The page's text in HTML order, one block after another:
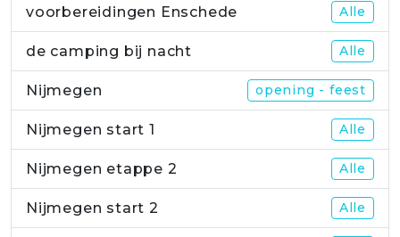
voorbereidingen Enschede Alle
de camping bij nacht Alle
Nijmegen opening - feest
Nijmegen start 1 Alle
Nijmegen etappe 2 Alle
Nijmegen start 2 Alle